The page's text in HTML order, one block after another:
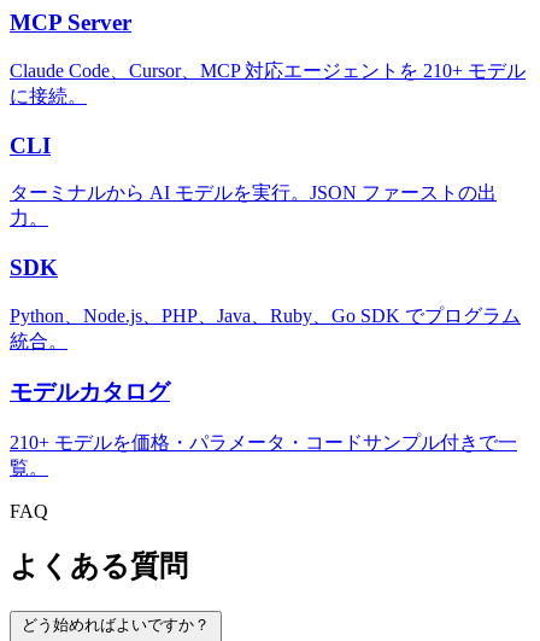
MCP Server
Claude Code、Cursor、MCP 対応エージェントを 210+ モデル
に接続。
CLI
ターミナルから AI モデルを実行。JSON ファーストの出
力。
SDK
Python、Node.js、PHP、Java、Ruby、Go SDK でプログラム
統合。
モデルカタログ
210+ モデルを価格・パラメータ・コードサンプル付きで一
覧。
FAQ
よくある質問
どう始めればよいですか？